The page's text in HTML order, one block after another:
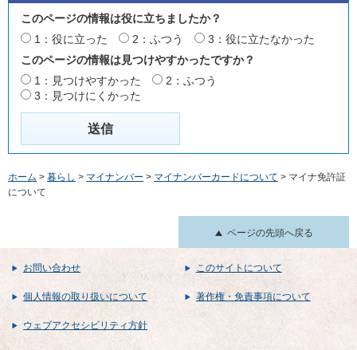
このページの情報は役に立ちましたか？
1：役に立った
2：ふつう
3：役に立たなかった
このページの情報は見つけやすかったですか？
1：見つけやすかった
2：ふつう
3：見つけにくかった
ホーム > 暮らし > マイナンバー > マイナンバーカードについて > マイナ免許証
について
ページの先頭へ戻る
お問い合わせ このサイトについて
個人情報の取り扱いについて 著作権・免責事項について
ウェブアクセシビリティ方針